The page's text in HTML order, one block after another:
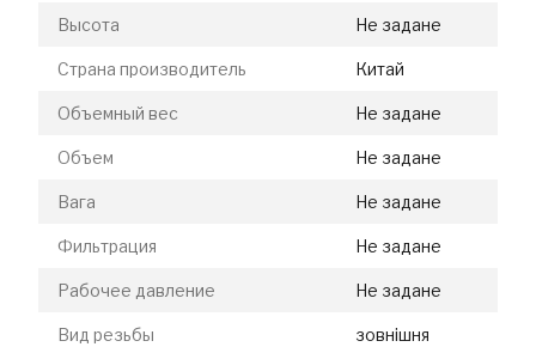
Высота Не задане
Страна производитель Китай
Объемный вес Не задане
Объем Не задане
Вага Не задане
Фильтрация Не задане
Рабочее давление Не задане
Вид резьбы зовнішня